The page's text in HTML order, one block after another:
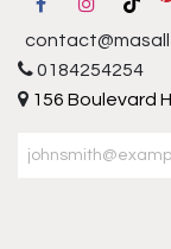
0184254254
156 Boulevard